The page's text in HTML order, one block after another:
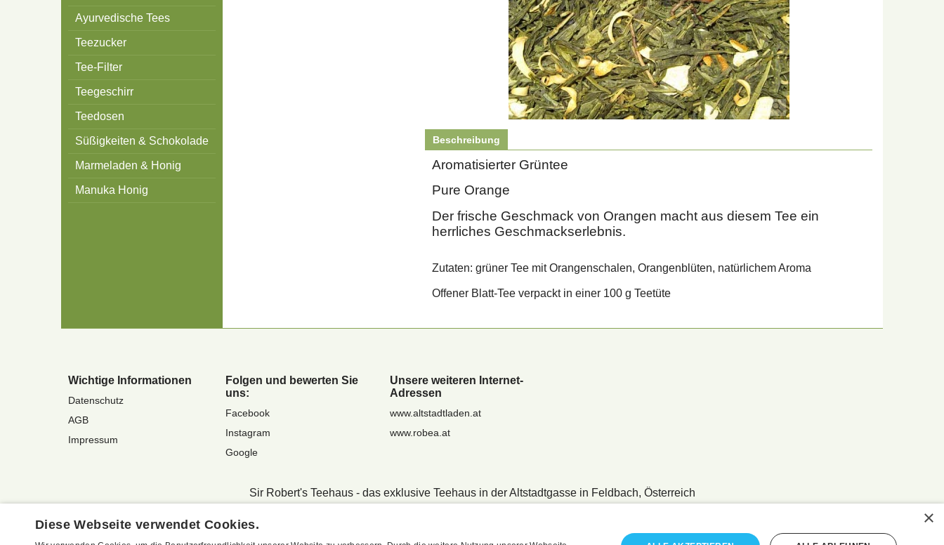
Ayurvedische Tees
Teezucker
Tee-Filter
Teegeschirr
Teedosen
Süßigkeiten & Schokolade
Marmeladen & Honig
Manuka Honig
Beschreibung
Aromatisierter Grüntee
Pure Orange
Der frische Geschmack von Orangen macht aus diesem Tee ein
herrliches Geschmackserlebnis.
Zutaten: grüner Tee mit Orangenschalen, Orangenblüten, natürlichem Aroma
Offener Blatt-Tee verpackt in einer 100 g Teetüte
Wichtige Informationen
Datenschutz
AGB
Impressum
Folgen und bewerten Sie
uns:
Facebook
Instagram
Google
Unsere weiteren Internet-
Adressen
www.altstadtladen.at
www.robea.at
Sir Robert's Teehaus - das exklusive Teehaus in der Altstadtgasse in Feldbach, Österreich
Vertrag widerrufen ×
Diese Webseite verwendet Cookies.